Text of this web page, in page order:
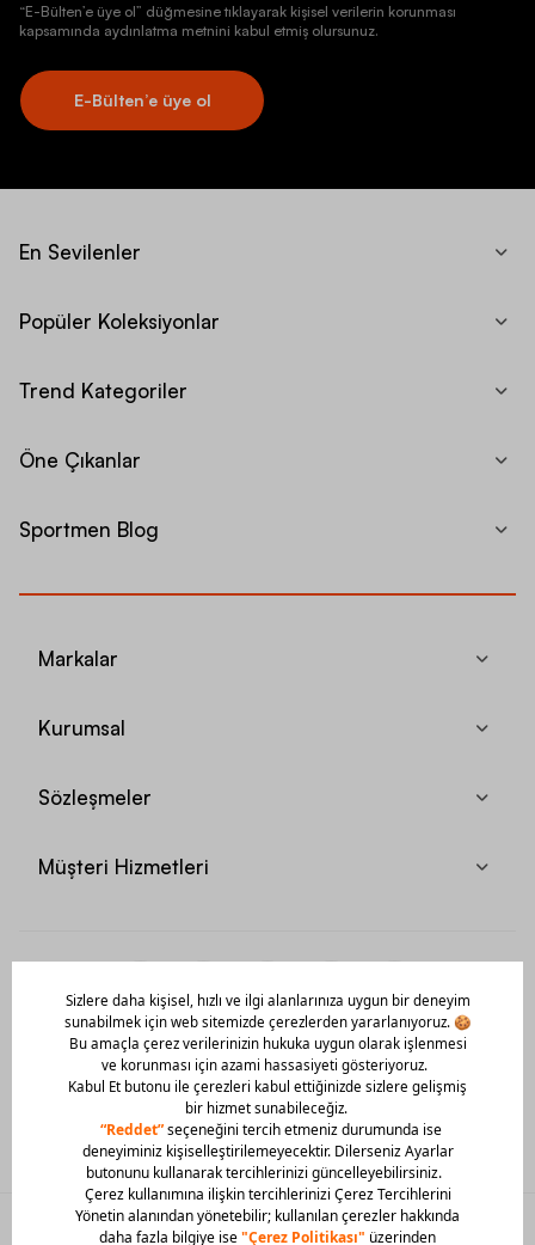
“E-Bülten’e üye ol” düğmesine tıklayarak kişisel verilerin korunması
kapsamında aydınlatma metnini kabul etmiş olursunuz.
E-Bülten’e üye ol
En Sevilenler
Popüler Koleksiyonlar
Trend Kategoriler
Öne Çıkanlar
Sportmen Blog
Markalar
Kurumsal
Sözleşmeler
Müşteri Hizmetleri
Mobil Uygulamamızı Hemen İndir!